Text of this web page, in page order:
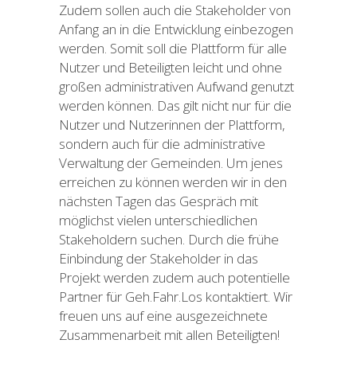
Zudem sollen auch die Stakeholder von
Anfang an in die Entwicklung einbezogen
werden. Somit soll die Plattform für alle
Nutzer und Beteiligten leicht und ohne
großen administrativen Aufwand genutzt
werden können. Das gilt nicht nur für die
Nutzer und Nutzerinnen der Plattform,
sondern auch für die administrative
Verwaltung der Gemeinden. Um jenes
erreichen zu können werden wir in den
nächsten Tagen das Gespräch mit
möglichst vielen unterschiedlichen
Stakeholdern suchen. Durch die frühe
Einbindung der Stakeholder in das
Projekt werden zudem auch potentielle
Partner für Geh.Fahr.Los kontaktiert. Wir
freuen uns auf eine ausgezeichnete
Zusammenarbeit mit allen Beteiligten!